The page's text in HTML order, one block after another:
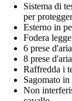
Sistema di
per
Esterno in
Fodera
6 prese
8 prese
Raffredda i
Sagomato
Non